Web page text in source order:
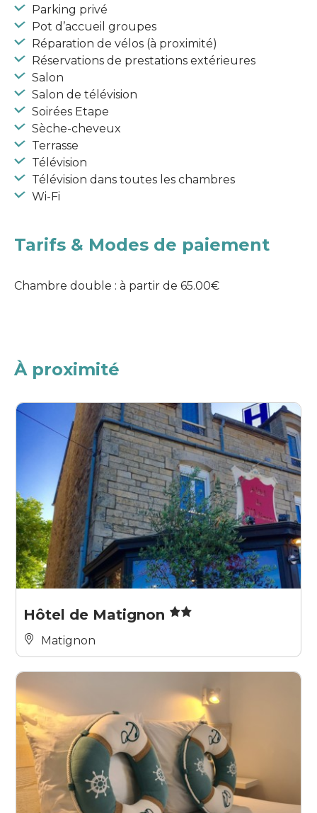
Parking privé
Pot d’accueil groupes
Réparation de vélos (à proximité)
Réservations de prestations extérieures
Salon
Salon de télévision
Soirées Etape
Sèche-cheveux
Terrasse
Télévision
Télévision dans toutes les chambres
Wi-Fi
Tarifs & Modes de paiement
Chambre double : à partir de 65.00€
À proximité
Hôtel de Matignon
Matignon